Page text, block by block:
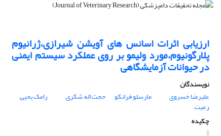
ارزیابی اثرات اسانس های آویشن شیرازی،ژرانیوم
پلارگونیوم،مورد ولیمو بر روی عملکرد سیستم ایمنی
در حیوانات آزمایشگاهی
نویسندگان
علیرضا خسروی
مارسلو فرانکو حجت اله شکری رامک یحیی
رعیت
چکیده